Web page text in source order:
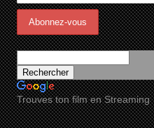
Trouves ton film en Streaming